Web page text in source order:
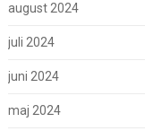
august 2024
juli 2024
juni 2024
maj 2024